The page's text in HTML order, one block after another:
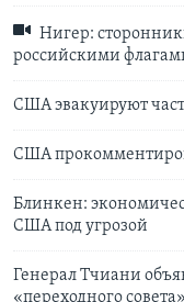
Нигер:
российскими
США эвакуируют
США
Блинкен:
США под угрозой
Генерал Тчиани
«переходного